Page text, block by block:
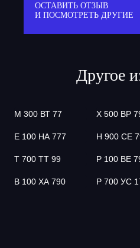
ОСТАВИТЬ ОТЗЫВ
И ПОСМОТРЕТЬ ДРУГИЕ
Другое
М 300 ВТ 77 Х 500 ВР
Е 100 НА 777 Н 900 СЕ
Т 700 ТТ 99 Р 100 ВЕ
В 100 ХА 790 Р 700 УС